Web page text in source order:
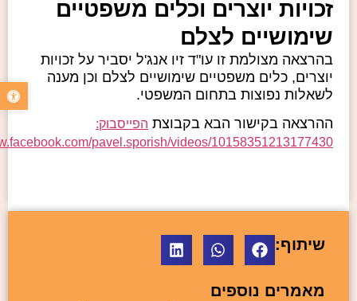
זכויות יוצרים וכלים משפטיים
שימושיים לצלם
בהרצאה מצולמת זו עו"ד זיו אנג'ל יסביר על זכויות
יוצרים, כלים משפטיים שימושיים לצלם וכן מענה
לשאלות נפוצות בתחום המשפטי.
ההרצאה בקישור הבא בקבוצת הפייסבוק:
pavel.sporish/videos/10158351213177430/
שיתוף:
מאמרים נוספים
פתח